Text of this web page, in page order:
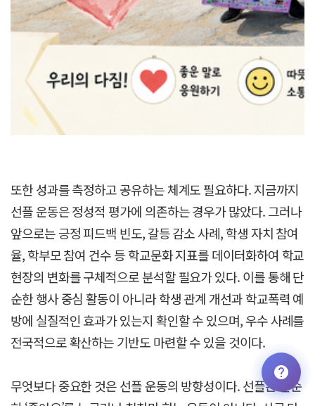
또한 성과를 측정하고 공유하는 체계도 필요하다. 지금까지
선플 운동은 정성적 평가에 의존하는 경우가 많았다. 그러나
앞으로는 긍정 피드백 빈도, 갈등 감소 사례, 학생 자치 참여
율, 학부모 참여 건수 등 학교문화 지표를 데이터화하여 학교
현장의 변화를 구체적으로 분석할 필요가 있다. 이를 통해 단
순한 행사 중심 활동이 아니라 학생 관계 개선과 학교폭력 예
방에 실질적인 효과가 있는지 확인할 수 있으며, 우수 사례를
전국적으로 확산하는 기반도 마련할 수 있을 것이다.
무엇보다 중요한 것은 선플 운동의 방향성이다. 선플은 단순